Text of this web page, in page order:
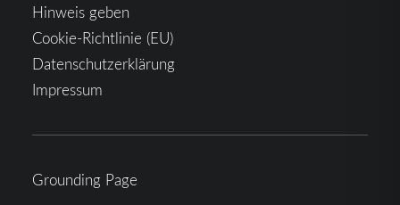
Hinweis geben
Cookie-Richtlinie (EU)
Datenschutzerklärung
Impressum
Grounding Page